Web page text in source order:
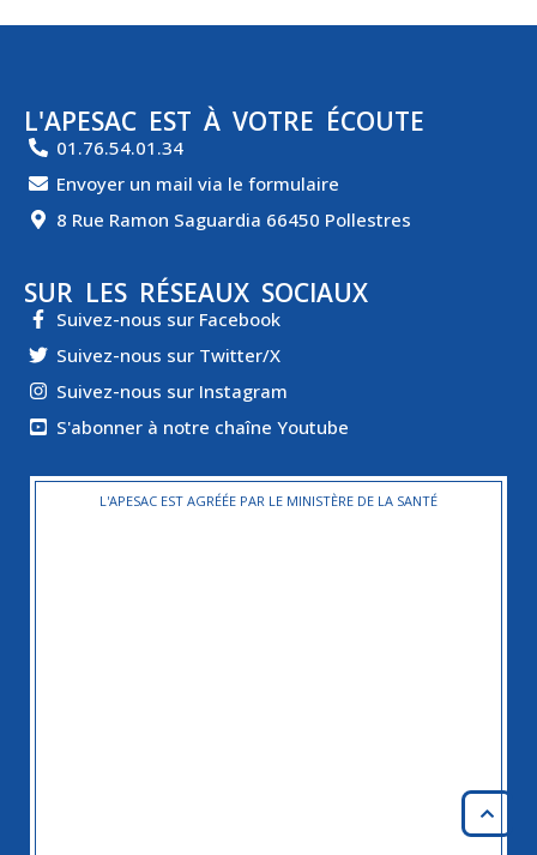
L'APESAC EST À VOTRE ÉCOUTE
01.76.54.01.34
Envoyer un mail via le formulaire
8 Rue Ramon Saguardia 66450 Pollestres
SUR LES RÉSEAUX SOCIAUX
Suivez-nous sur Facebook
Suivez-nous sur Twitter/X
Suivez-nous sur Instagram
S'abonner à notre chaîne Youtube
L'APESAC EST AGRÉÉE PAR LE MINISTÈRE DE LA SANTÉ